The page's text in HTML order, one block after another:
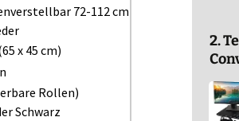
72-112 cm
x 45 cm)
Rollen)
Schwarz
2.